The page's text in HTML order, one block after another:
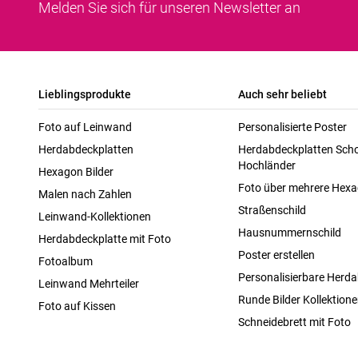
Melden Sie sich für unseren Newsletter an
Lieblingsprodukte
Foto auf Leinwand
Herdabdeckplatten
Hexagon Bilder
Malen nach Zahlen
Leinwand-Kollektionen
Herdabdeckplatte mit Foto
Fotoalbum
Leinwand Mehrteiler
Foto auf Kissen
Auch sehr beliebt
Personalisierte Poster
Herdabdeckplatten
Hochländer
Foto über mehrere
Straßenschild
Hausnummernschild
Poster erstellen
Personalisierbare
Runde Bilder
Schneidebrett mit Foto